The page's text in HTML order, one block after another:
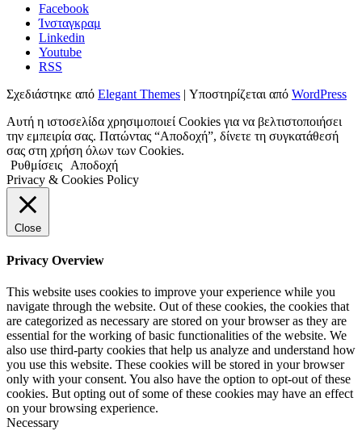
Facebook
Ίνσταγκραμ
Linkedin
Youtube
RSS
Σχεδιάστηκε από Elegant Themes | Υποστηρίζεται από WordPress
Αυτή η ιστοσελίδα χρησιμοποιεί Cookies για να βελτιστοποιήσει
την εμπειρία σας. Πατώντας “Αποδοχή”, δίνετε τη συγκατάθεσή
σας στη χρήση όλων των Cookies.
Ρυθμίσεις
Αποδοχή
Privacy & Cookies Policy
Close
Privacy Overview
This website uses cookies to improve your experience while you
navigate through the website. Out of these cookies, the cookies that
are categorized as necessary are stored on your browser as they are
essential for the working of basic functionalities of the website. We
also use third-party cookies that help us analyze and understand how
you use this website. These cookies will be stored in your browser
only with your consent. You also have the option to opt-out of these
cookies. But opting out of some of these cookies may have an effect
on your browsing experience.
Necessary